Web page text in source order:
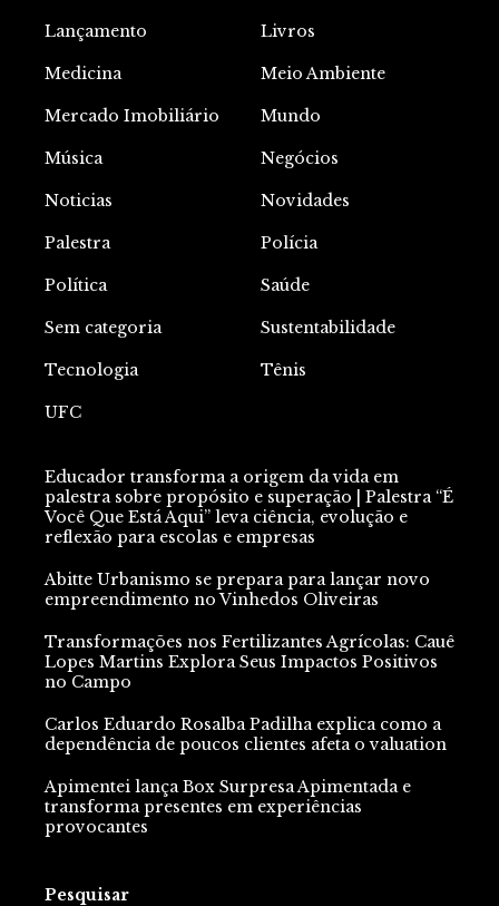
Lançamento Livros
Medicina Meio Ambiente
Mercado Imobiliário Mundo
Música Negócios
Noticias Novidades
Palestra Polícia
Política Saúde
Sem categoria Sustentabilidade
Tecnologia Tênis
UFC
Educador transforma a origem da vida em
palestra sobre propósito e superação | Palestra “É
Você Que Está Aqui” leva ciência, evolução e
reflexão para escolas e empresas
Abitte Urbanismo se prepara para lançar novo
empreendimento no Vinhedos Oliveiras
Transformações nos Fertilizantes Agrícolas: Cauê
Lopes Martins Explora Seus Impactos Positivos
no Campo
Carlos Eduardo Rosalba Padilha explica como a
dependência de poucos clientes afeta o valuation
Apimentei lança Box Surpresa Apimentada e
transforma presentes em experiências
provocantes
Pesquisar